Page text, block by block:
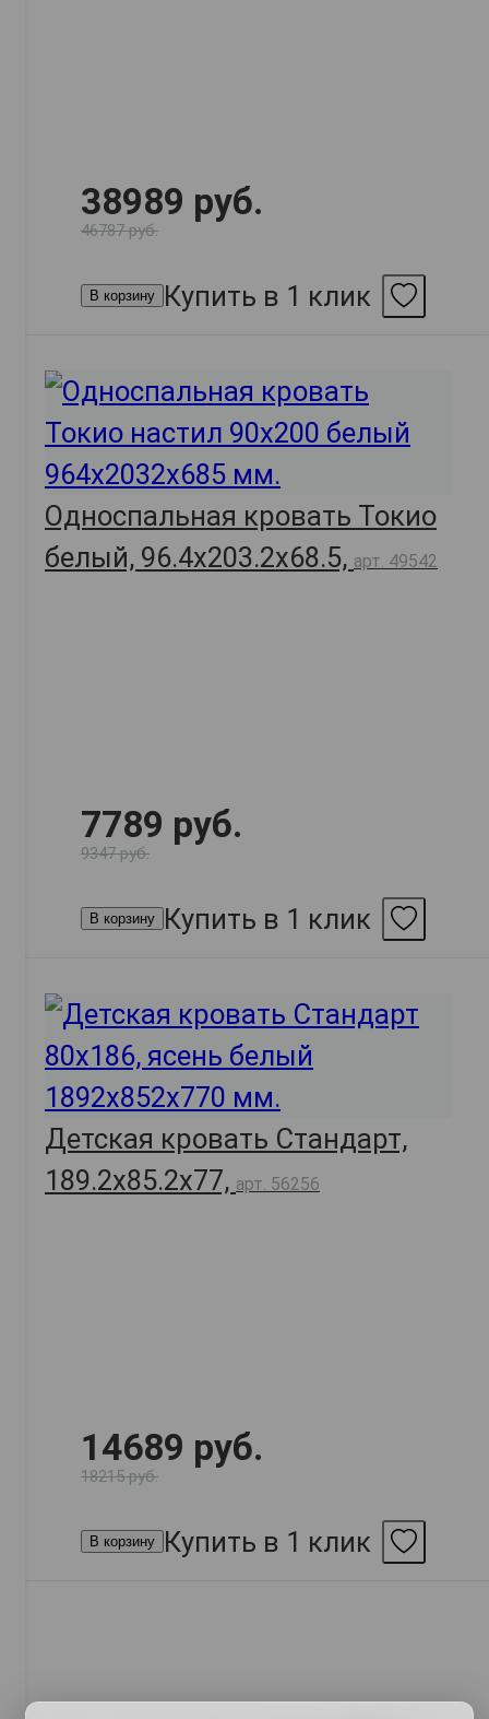
38989 руб.
46787 руб.
В корзину Купить в 1 клик
Односпальная кровать Токио
белый, 96.4х203.2х68.5, арт. 49542
7789 руб.
9347 руб.
В корзину Купить в 1 клик
Детская кровать Стандарт,
189.2х85.2х77, арт. 56256
14689 руб.
18215 руб.
В корзину Купить в 1 клик